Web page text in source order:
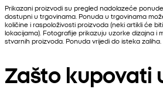
Prikazani proizvodi su pregled nadolazeće
dostupni u trgovinama. Ponuda u trgovinama
količine i raspoloživosti proizvoda (neki artikli će
lokacijama). Fotografije prikazuju uzorke dizajna i
stvarnih proizvoda. Ponuda vrijedi do isteka zaliha.
Zašto kupovati